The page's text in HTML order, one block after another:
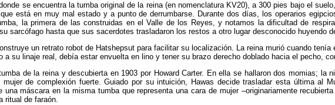
se encuentra la tumba original de la reina (en nomenclatura KV20), a 300 pies bajo el
está en muy mal estado y a punto de derrumbarse. Durante dos días, los operarios
la primera de las construidas en el Valle de los Reyes, y notamos la dificultad de
sarcófago hasta que sus sacerdotes trasladaron los restos a otro lugar desconocido huyendo
un retrato robot de Hatshepsut para facilitar su localización. La reina murió cuando
su linaje real, debía estar envuelta en lino y tener su brazo derecho doblado hacia el pecho,
de la reina y descubierta en 1903 por Howard Carter. En ella se hallaron dos momias; la
de complexión fuerte. Guiado por su intuición, Hawas decide trasladar esta última al
máscara en la misma tumba que representa una cara de mujer –originariamente
ritual de faraón.